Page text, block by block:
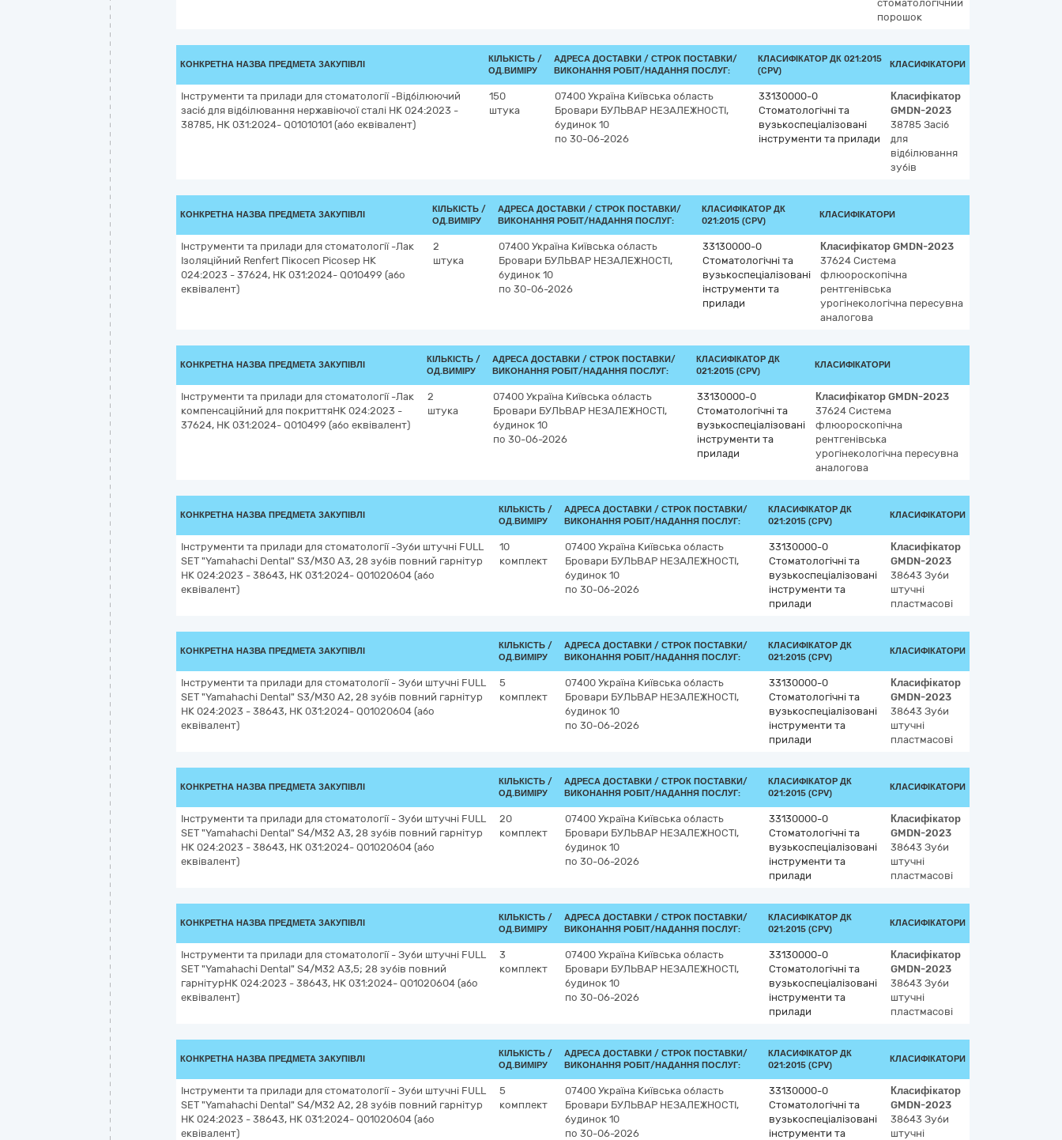
стоматологічний
порошок
КОНКРЕТНА НАЗВА ПРЕДМЕТА ЗАКУПІВЛІ
КІЛЬКІСТЬ /
ОД.ВИМІРУ
АДРЕСА ДОСТАВКИ / СТРОК ПОСТАВКИ/
ВИКОНАННЯ РОБІТ/НАДАННЯ ПОСЛУГ:
КЛАСИФІКАТОР ДК 021:2015
(CPV)
КЛАСИФІКАТОРИ
Інструменти та прилади для стоматології -Відбілюючий
засіб для відбілювання нержавіючої сталі НК 024:2023 -
38785, НК 031:2024- Q01010101 (або еквівалент)
150
штука
07400 Україна Київська область
Бровари БУЛЬВАР НЕЗАЛЕЖНОСТІ,
будинок 10
по 30-06-2026
33130000-0
Стоматологічні та
вузькоспеціалізовані
інструменти та прилади
Класифікатор
GMDN-2023
38785 Засіб
для
відбілювання
зубів
КОНКРЕТНА НАЗВА ПРЕДМЕТА ЗАКУПІВЛІ
КІЛЬКІСТЬ /
ОД.ВИМІРУ
АДРЕСА ДОСТАВКИ / СТРОК ПОСТАВКИ/
ВИКОНАННЯ РОБІТ/НАДАННЯ ПОСЛУГ:
КЛАСИФІКАТОР ДК
021:2015 (CPV)
КЛАСИФІКАТОРИ
Інструменти та прилади для стоматології -Лак
Ізоляційний Renfert Пікосеп Picosep НК
024:2023 - 37624, НК 031:2024- Q010499 (або
еквівалент)
2
штука
07400 Україна Київська область
Бровари БУЛЬВАР НЕЗАЛЕЖНОСТІ,
будинок 10
по 30-06-2026
33130000-0
Стоматологічні та
вузькоспеціалізовані
інструменти та
прилади
Класифікатор GMDN-2023
37624 Система
флюороскопічна
рентгенівська
урогінекологічна пересувна
аналогова
КОНКРЕТНА НАЗВА ПРЕДМЕТА ЗАКУПІВЛІ
КІЛЬКІСТЬ /
ОД.ВИМІРУ
АДРЕСА ДОСТАВКИ / СТРОК ПОСТАВКИ/
ВИКОНАННЯ РОБІТ/НАДАННЯ ПОСЛУГ:
КЛАСИФІКАТОР ДК
021:2015 (CPV)
КЛАСИФІКАТОРИ
Інструменти та прилади для стоматології -Лак
компенсаційний для покриттяНК 024:2023 -
37624, НК 031:2024- Q010499 (або еквівалент)
2
штука
07400 Україна Київська область
Бровари БУЛЬВАР НЕЗАЛЕЖНОСТІ,
будинок 10
по 30-06-2026
33130000-0
Стоматологічні та
вузькоспеціалізовані
інструменти та
прилади
Класифікатор GMDN-2023
37624 Система
флюороскопічна
рентгенівська
урогінекологічна пересувна
аналогова
КОНКРЕТНА НАЗВА ПРЕДМЕТА ЗАКУПІВЛІ
КІЛЬКІСТЬ /
ОД.ВИМІРУ
АДРЕСА ДОСТАВКИ / СТРОК ПОСТАВКИ/
ВИКОНАННЯ РОБІТ/НАДАННЯ ПОСЛУГ:
КЛАСИФІКАТОР ДК
021:2015 (CPV)
КЛАСИФІКАТОРИ
Інструменти та прилади для стоматології -Зуби штучні FULL
SET "Yamahachi Dental" S3/M30 A3, 28 зубів повний гарнітур
НК 024:2023 - 38643, НК 031:2024- Q01020604 (або
еквівалент)
10
комплект
07400 Україна Київська область
Бровари БУЛЬВАР НЕЗАЛЕЖНОСТІ,
будинок 10
по 30-06-2026
33130000-0
Стоматологічні та
вузькоспеціалізовані
інструменти та
прилади
Класифікатор
GMDN-2023
38643 Зуби
штучні
пластмасові
КОНКРЕТНА НАЗВА ПРЕДМЕТА ЗАКУПІВЛІ
КІЛЬКІСТЬ /
ОД.ВИМІРУ
АДРЕСА ДОСТАВКИ / СТРОК ПОСТАВКИ/
ВИКОНАННЯ РОБІТ/НАДАННЯ ПОСЛУГ:
КЛАСИФІКАТОР ДК
021:2015 (CPV)
КЛАСИФІКАТОРИ
Інструменти та прилади для стоматології - Зуби штучні FULL
SET "Yamahachi Dental" S3/M30 A2, 28 зубів повний гарнітур
НК 024:2023 - 38643, НК 031:2024- Q01020604 (або
еквівалент)
5
комплект
07400 Україна Київська область
Бровари БУЛЬВАР НЕЗАЛЕЖНОСТІ,
будинок 10
по 30-06-2026
33130000-0
Стоматологічні та
вузькоспеціалізовані
інструменти та
прилади
Класифікатор
GMDN-2023
38643 Зуби
штучні
пластмасові
КОНКРЕТНА НАЗВА ПРЕДМЕТА ЗАКУПІВЛІ
КІЛЬКІСТЬ /
ОД.ВИМІРУ
АДРЕСА ДОСТАВКИ / СТРОК ПОСТАВКИ/
ВИКОНАННЯ РОБІТ/НАДАННЯ ПОСЛУГ:
КЛАСИФІКАТОР ДК
021:2015 (CPV)
КЛАСИФІКАТОРИ
Інструменти та прилади для стоматології - Зуби штучні FULL
SET "Yamahachi Dental" S4/M32 A3, 28 зубів повний гарнітур
НК 024:2023 - 38643, НК 031:2024- Q01020604 (або
еквівалент)
20
комплект
07400 Україна Київська область
Бровари БУЛЬВАР НЕЗАЛЕЖНОСТІ,
будинок 10
по 30-06-2026
33130000-0
Стоматологічні та
вузькоспеціалізовані
інструменти та
прилади
Класифікатор
GMDN-2023
38643 Зуби
штучні
пластмасові
КОНКРЕТНА НАЗВА ПРЕДМЕТА ЗАКУПІВЛІ
КІЛЬКІСТЬ /
ОД.ВИМІРУ
АДРЕСА ДОСТАВКИ / СТРОК ПОСТАВКИ/
ВИКОНАННЯ РОБІТ/НАДАННЯ ПОСЛУГ:
КЛАСИФІКАТОР ДК
021:2015 (CPV)
КЛАСИФІКАТОРИ
Інструменти та прилади для стоматології - Зуби штучні FULL
SET "Yamahachi Dental" S4/M32 A3,5; 28 зубів повний
гарнітурНК 024:2023 - 38643, НК 031:2024- Q01020604 (або
еквівалент)
3
комплект
07400 Україна Київська область
Бровари БУЛЬВАР НЕЗАЛЕЖНОСТІ,
будинок 10
по 30-06-2026
33130000-0
Стоматологічні та
вузькоспеціалізовані
інструменти та
прилади
Класифікатор
GMDN-2023
38643 Зуби
штучні
пластмасові
КОНКРЕТНА НАЗВА ПРЕДМЕТА ЗАКУПІВЛІ
КІЛЬКІСТЬ /
ОД.ВИМІРУ
АДРЕСА ДОСТАВКИ / СТРОК ПОСТАВКИ/
ВИКОНАННЯ РОБІТ/НАДАННЯ ПОСЛУГ:
КЛАСИФІКАТОР ДК
021:2015 (CPV)
КЛАСИФІКАТОРИ
Інструменти та прилади для стоматології - Зуби штучні FULL
SET "Yamahachi Dental" S4/M32 A2, 28 зубів повний гарнітур
НК 024:2023 - 38643, НК 031:2024- Q01020604 (або
еквівалент)
5
комплект
07400 Україна Київська область
Бровари БУЛЬВАР НЕЗАЛЕЖНОСТІ,
будинок 10
по 30-06-2026
33130000-0
Стоматологічні та
вузькоспеціалізовані
інструменти та
Класифікатор
GMDN-2023
38643 Зуби
штучні